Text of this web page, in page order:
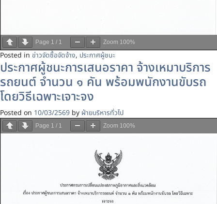
Page 1 / 1 Zoom 100%
Posted in ข่าวจัดซื้อจัดจ้าง, ประกาศผู้ชนะ
ประกาศผู้ชนะการเสนอราคา จ้างเหมาบริการ
รถยนต์ จำนวน ๑ คัน พร้อมพนักงานขับรถ
โดยวิธีเฉพาะเจาะจง
Posted on 10/03/2569 by ฝ่ายบริหารทั่วไป
Page 1 / 1 Zoom 100%